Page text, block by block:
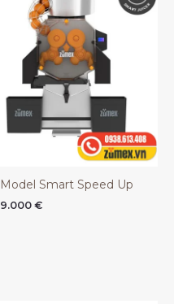
Model Smart Speed Up
9.000 €